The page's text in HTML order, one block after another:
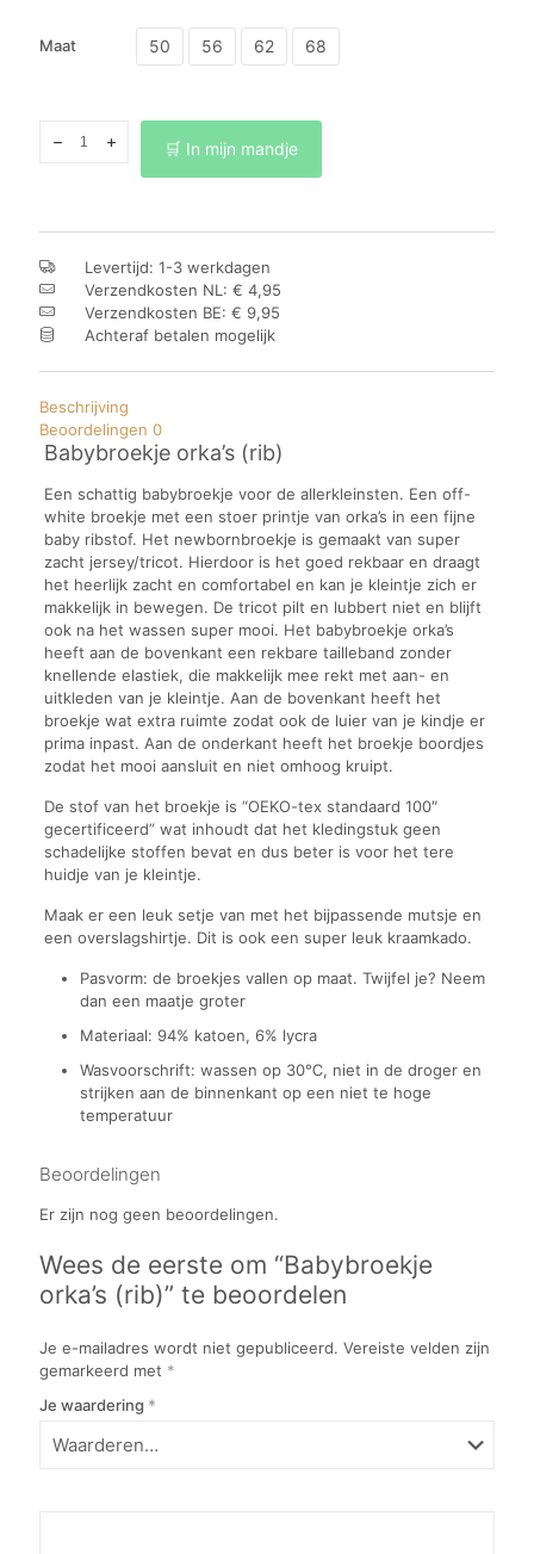
Maat 50 56 62 68
orka's
🛒 In mijn mandje
Levertijd: 1-3 werkdagen
Verzendkosten NL: € 4,95
Verzendkosten BE: € 9,95
Achteraf betalen mogelijk
Beschrijving
Beoordelingen 0
Babybroekje orka’s (rib)
Een schattig babybroekje voor de allerkleinsten. Een off-
white broekje met een stoer printje van orka’s in een fijne
baby ribstof. Het newbornbroekje is gemaakt van super
zacht jersey/tricot. Hierdoor is het goed rekbaar en draagt
het heerlijk zacht en comfortabel en kan je kleintje zich er
makkelijk in bewegen. De tricot pilt en lubbert niet en blijft
ook na het wassen super mooi. Het babybroekje orka’s
heeft aan de bovenkant een rekbare tailleband zonder
knellende elastiek, die makkelijk mee rekt met aan- en
uitkleden van je kleintje. Aan de bovenkant heeft het
broekje wat extra ruimte zodat ook de luier van je kindje er
prima inpast. Aan de onderkant heeft het broekje boordjes
zodat het mooi aansluit en niet omhoog kruipt.
De stof van het broekje is “OEKO-tex standaard 100″
gecertificeerd” wat inhoudt dat het kledingstuk geen
schadelijke stoffen bevat en dus beter is voor het tere
huidje van je kleintje.
Maak er een leuk setje van met het bijpassende mutsje en
een overslagshirtje. Dit is ook een super leuk kraamkado.
Pasvorm: de broekjes vallen op maat. Twijfel je? Neem
dan een maatje groter
Materiaal: 94% katoen, 6% lycra
Wasvoorschrift: wassen op 30℃, niet in de droger en
strijken aan de binnenkant op een niet te hoge
temperatuur
Beoordelingen
Er zijn nog geen beoordelingen.
Wees de eerste om “Babybroekje
orka’s (rib)” te beoordelen
Je e-mailadres wordt niet gepubliceerd. Vereiste velden zijn
gemarkeerd met *
Je waardering *